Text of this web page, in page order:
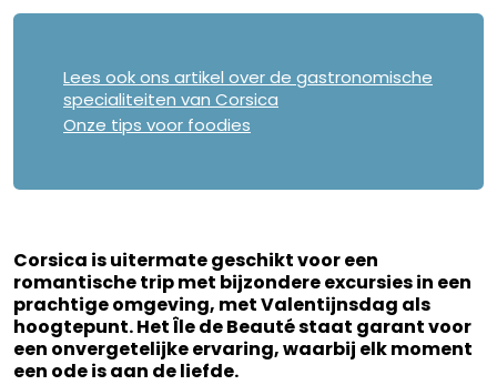
Lees ook ons artikel over de gastronomische
specialiteiten van Corsica
Onze tips voor foodies
Corsica is uitermate geschikt voor een
romantische trip met bijzondere excursies in een
prachtige omgeving, met Valentijnsdag als
hoogtepunt. Het Île de Beauté staat garant voor
een onvergetelijke ervaring, waarbij elk moment
een ode is aan de liefde.